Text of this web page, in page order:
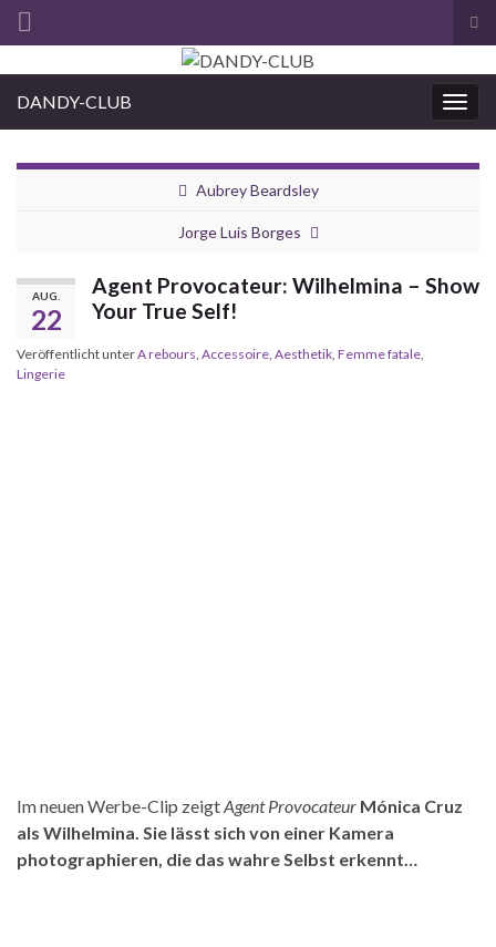
Search for:
DANDY-CLUB
Aubrey Beardsley
Jorge Luis Borges
AUG.
22
Agent Provocateur: Wilhelmina – Show
Your True Self!
Veröffentlicht unterA rebours Accessoire Aesthetik Femme fatale
Lingerie
Im neuen Werbe-Clip zeigtAgent Provocateur Mónica Cruz
als Wilhelmina. Sie lässt sich von einer Kamera
photographieren, die das wahre Selbst erkennt…